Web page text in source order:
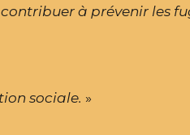
à prévenir les
sociale. »